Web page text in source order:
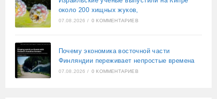
около 200 хищных жуков,
07.08.2026 / 0 КОММЕНТАРИЕВ
Почему экономика восточной части
Финляндии переживает непростые времена
07.08.2026 / 0 КОММЕНТАРИЕВ